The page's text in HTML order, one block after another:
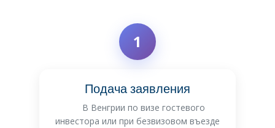
1
Подача заявления
В Венгрии по визе гостевого
инвестора или при безвизовом въезде